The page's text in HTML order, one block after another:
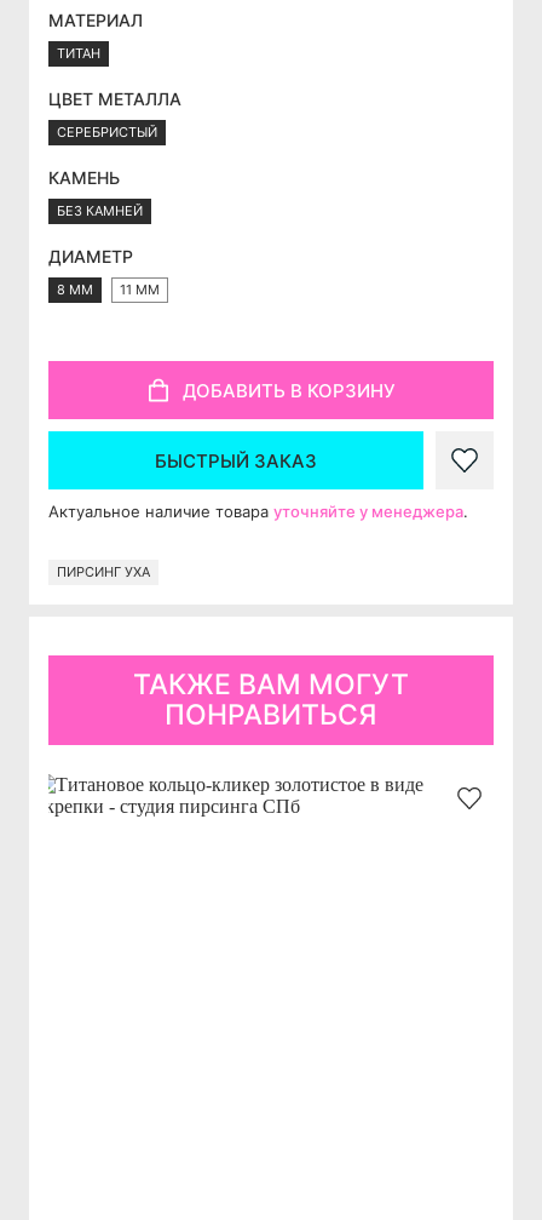
МАТЕРИАЛ
ТИТАН
ЦВЕТ МЕТАЛЛА
СЕРЕБРИСТЫЙ
КАМЕНЬ
БЕЗ КАМНЕЙ
ДИАМЕТР
8 ММ 11 ММ
ДОБАВИТЬ В КОРЗИНУ
БЫСТРЫЙ ЗАКАЗ
Актуальное наличие товара уточняйте у менеджера.
ПИРСИНГ УХА
ТАКЖЕ ВАМ МОГУТ
ПОНРАВИТЬСЯ